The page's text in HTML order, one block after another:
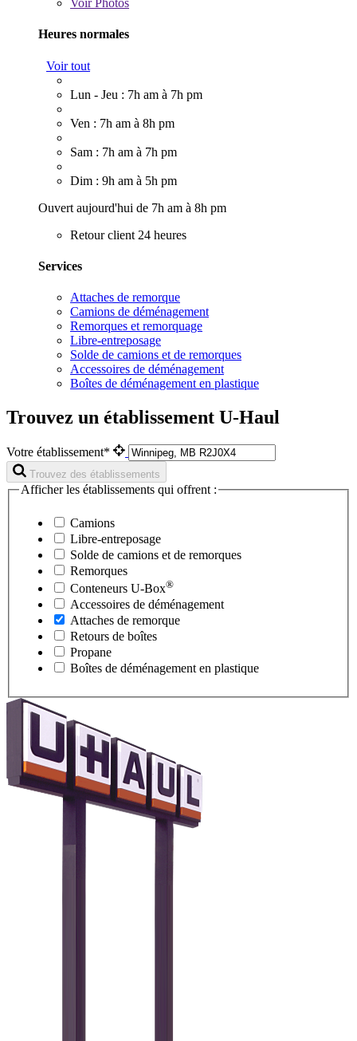
VoirPhotos
Heures normales
Voir tout
Lun - Jeu : 7h am à 7h pm
Ven : 7h am à 8h pm
Sam : 7h am à 7h pm
Dim : 9h am à 5h pm
Ouvert aujourd'hui de 7h am à 8h pm
Retour client 24 heures
Services
Attaches de remorque
Camions de déménagement
Remorques et remorquage
Libre-entreposage
Solde de camions et de remorques
Accessoires de déménagement
Boîtes de déménagement en plastique
Trouvez un établissement U-Haul
Votre établissement*
Trouvez des établissements
Afficher les établissements qui offrent :
Camions
Libre-entreposage
Solde de camions et de remorques
Remorques
Conteneurs U-Box®
Accessoires de déménagement
Attaches de remorque
Retours de boîtes
Propane
Boîtes de déménagement en plastique